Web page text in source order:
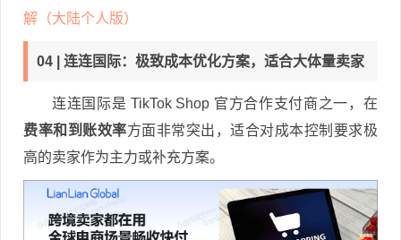
解（大陆个人版）
04 | 连连国际：极致成本优化方案，适合大体量卖家
连连国际是 TikTok Shop 官方合作支付商之一，在
费率和到账效率方面非常突出，适合对成本控制要求极
高的卖家作为主力或补充方案。